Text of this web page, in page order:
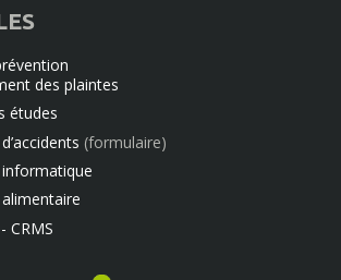
des plaintes
études
(formulaire)
CRMS